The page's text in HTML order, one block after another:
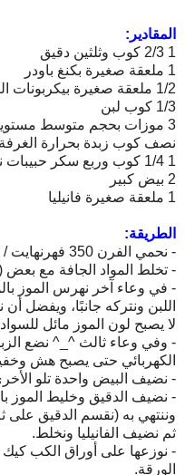
المقادير:
1 2/3 كوب وثلثين دقيق
1 ملعقة صغيرة بكنغ باودر
1/2 ملعقة صغيرة بيكربونات الصوديوم (بكنغ صودا)
1/3 كوب لبن
3 موزات بحجم متوسط مستوية
نصف كوب زبدة بحرارة الغرفة (قالب
1 1/4 كوب وربع سكر حبيبات ناعم
2 بيض كبير
1 ملعقة صغيرة فانيليا
الطريقة:
- نحمي الفرن 350 فهرنهايت / 175 مئوي
- تخلط المواد الجافة مع بعض
- في وعاء آخر نهرس الموز
اللبن ونتركه جانبًا، ويفضل
لا يصبح لون الموز مائل
- وفي وعاء ثالث ^_^ نضع
الكهربائي حتى يصبح هش
- نضيف البيض واحدة تلو
- نضيف الدقيق وخليط الموز
وننتهي به (نقسم الدقيق على
ثم نضيف الفانيليا ونخلط.
- نوزعها على أوراق الكب كيك
الورقة.